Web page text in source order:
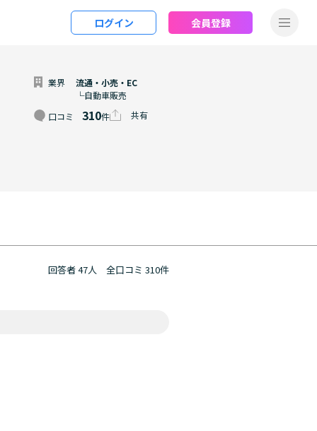
ログイン 会員登録
業界
流通・小売・EC
└自動車販売
口コミ 310件 共有
回答者 47人 全口コミ 310件